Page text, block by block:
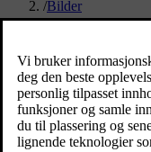
/Bilder
New